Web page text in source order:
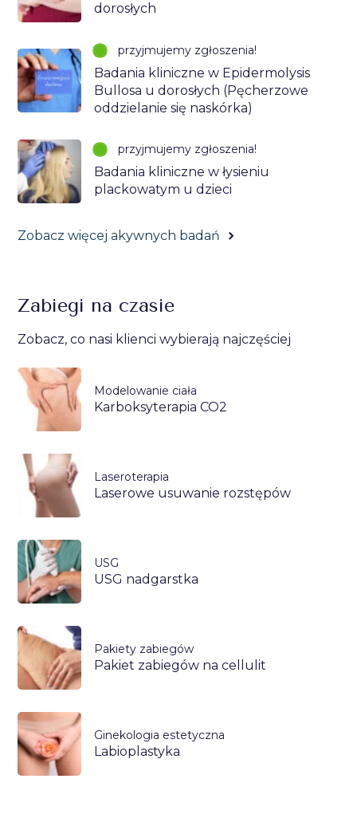
dorosłych
przyjmujemy zgłoszenia!
Badania kliniczne w Epidermolysis
Bullosa u dorosłych (Pęcherzowe
oddzielanie się naskórka)
przyjmujemy zgłoszenia!
Badania kliniczne w łysieniu
plackowatym u dzieci
Zobacz więcej akywnych badań
Zabiegi na czasie
Zobacz, co nasi klienci wybierają najczęściej
Modelowanie ciała
Karboksyterapia CO2
Laseroterapia
Laserowe usuwanie rozstępów
USG
USG nadgarstka
Pakiety zabiegów
Pakiet zabiegów na cellulit
Ginekologia estetyczna
Labioplastyka